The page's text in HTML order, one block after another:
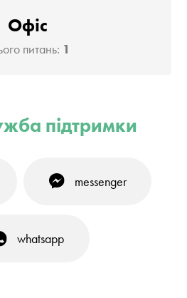
Офіс
питань: 1
підтримки
messenger
whatsapp